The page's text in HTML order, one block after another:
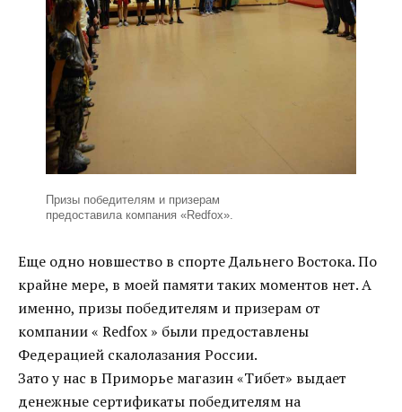
Призы победителям и призерам
предоставила компания «Redfox».
Еще одно новшество в спорте Дальнего Востока. По
крайне мере, в моей памяти таких моментов нет. А
именно, призы победителям и призерам от
компании « Redfox » были предоставлены
Федерацией скалолазания России.
Зато у нас в Приморье магазин «Тибет» выдает
денежные сертификаты победителям на